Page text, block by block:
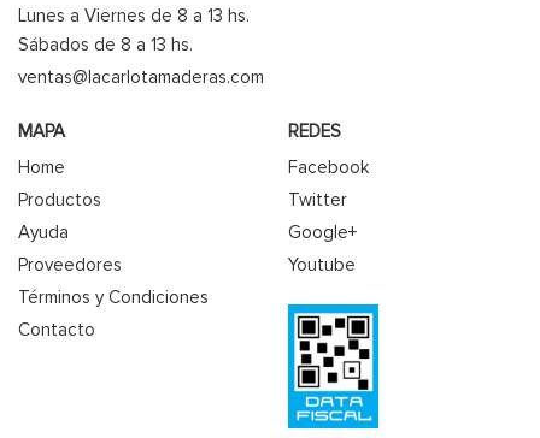
Lunes a Viernes de 8 a 13 hs.
Sábados de 8 a 13 hs.
ventas@lacarlotamaderas.com
MAPA
Home
Productos
Ayuda
Proveedores
Términos y Condiciones
Contacto
REDES
Facebook
Twitter
Google+
Youtube